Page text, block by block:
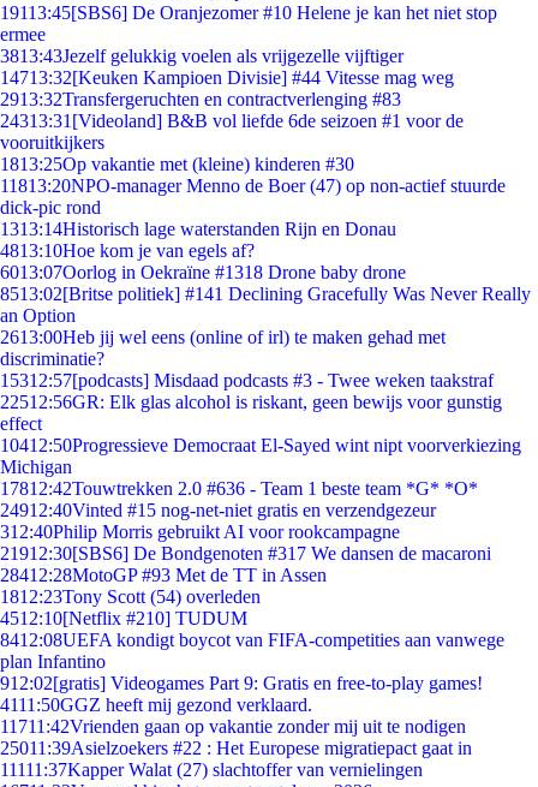
19113:45[SBS6] De Oranjezomer #10 Helene je kan het niet stop
ermee
3813:43Jezelf gelukkig voelen als vrijgezelle vijftiger
14713:32[Keuken Kampioen Divisie] #44 Vitesse mag weg
2913:32Transfergeruchten en contractverlenging #83
24313:31 [Videoland] B&B vol liefde 6de seizoen #1 voor de
vooruitkijkers
1813:25Op vakantie met (kleine) kinderen #30
11813:20NPO-manager Menno de Boer (47) op non-actief stuurde
dick-pic rond
1313:14Historisch lage waterstanden Rijn en Donau
4813:10Hoe kom je van egels af?
6013:07Oorlog in Oekraïne #1318 Drone baby drone
8513:02[Britse politiek] #141 Declining Gracefully Was Never Really
an Option
2613:00Heb jij wel eens (online of irl) te maken gehad met
discriminatie?
15312:57[podcasts] Misdaad podcasts #3 - Twee weken taakstraf
22512:56GR: Elk glas alcohol is riskant, geen bewijs voor gunstig
effect
10412:50Progressieve Democraat El-Sayed wint nipt voorverkiezing
Michigan
17812:42Touwtrekken 2.0 #636 - Team 1 beste team *G* *O*
24912:40Vinted #15 nog-net-niet gratis en verzendgezeur
312:40Philip Morris gebruikt AI voor rookcampagne
21912:30[SBS6] De Bondgenoten #317 We dansen de macaroni
28412:28MotoGP #93 Met de TT in Assen
1812:23Tony Scott (54) overleden
4512:10[Netflix #210] TUDUM
8412:08UEFA kondigt boycot van FIFA-competities aan vanwege
plan Infantino
912:02[gratis] Videogames Part 9: Gratis en free-to-play games!
4111:50GGZ heeft mij gezond verklaard.
11711:42Vrienden gaan op vakantie zonder mij uit te nodigen
25011:39Asielzoekers #22 : Het Europese migratiepact gaat in
11111:37Kapper Walat (27) slachtoffer van vernielingen